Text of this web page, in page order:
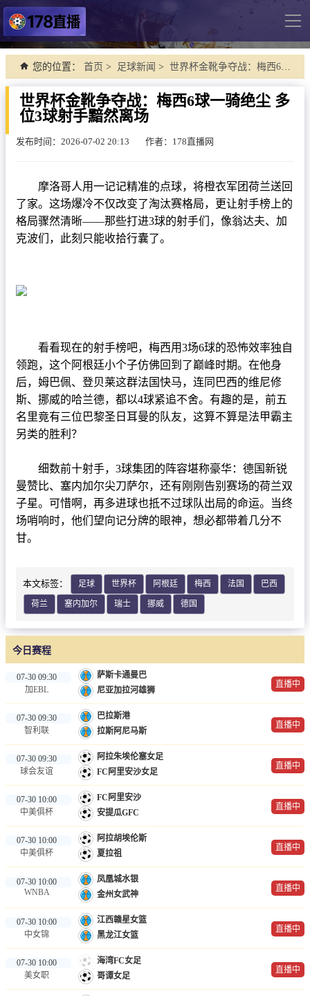
导
网站首页
足球直播
英超
德甲
意甲
世界杯
中超
CBA
足球录像
足球新闻
您的位置： 首页 > 足球新闻 > 世界杯金靴争夺战：梅西6球一骑绝尘 多位3球射手黯然离场
世界杯金靴争夺战：梅西6球一骑绝尘 多
位3球射手黯然离场
发布时间：2026-07-02 20:13 作者：178直播网
摩洛哥人用一记记精准的点球，将橙衣军团荷兰送回
了家。这场爆冷不仅改变了淘汰赛格局，更让射手榜上的
格局骤然清晰——那些打进3球的射手们，像翁达夫、加
克波们，此刻只能收拾行囊了。
看看现在的射手榜吧，梅西用3场6球的恐怖效率独自
领跑，这个阿根廷小个子仿佛回到了巅峰时期。在他身
后，姆巴佩、登贝莱这群法国快马，连同巴西的维尼修
斯、挪威的哈兰德，都以4球紧追不舍。有趣的是，前五
名里竟有三位巴黎圣日耳曼的队友，这算不算是法甲霸主
另类的胜利？
细数前十射手，3球集团的阵容堪称豪华：德国新锐
曼赞比、塞内加尔尖刀萨尔，还有刚刚告别赛场的荷兰双
子星。可惜啊，再多进球也抵不过球队出局的命运。当终
场哨响时，他们望向记分牌的眼神，想必都带着几分不
甘。
本文标签： 足球 世界杯 阿根廷 梅西 法国 巴西
荷兰 塞内加尔 瑞士 挪威 德国
今日赛程
07-30 09:30
加EBL
萨斯卡通曼巴
尼亚加拉河雄狮
直播中
07-30 09:30
智利联
巴拉斯港
拉斯阿尼马斯
直播中
07-30 09:30
球会友谊
阿拉朱埃伦塞女足
FC阿里安沙女足
直播中
07-30 10:00
中美俱杯
FC阿里安沙
安提瓜GFC
直播中
07-30 10:00
中美俱杯
阿拉胡埃伦斯
夏拉祖
直播中
07-30 10:00
WNBA
凤凰城水银
金州女武神
直播中
07-30 10:00
中女锦
江西赣星女篮
黑龙江女篮
直播中
07-30 10:00
美女职
海湾FC女足
哥谭女足
直播中